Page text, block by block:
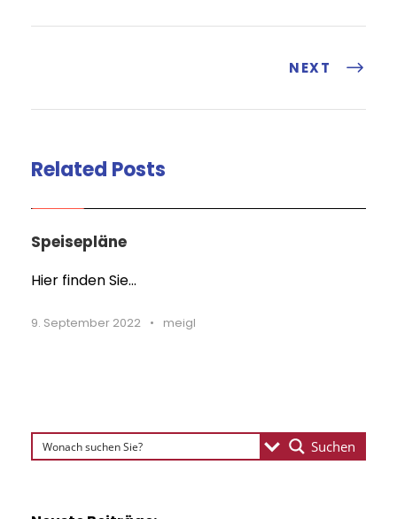
NEXT
Related Posts
STICKY POST
Spei­se­plä­ne
Hier finden Sie...
9. September 2022 • meigl
Suchen